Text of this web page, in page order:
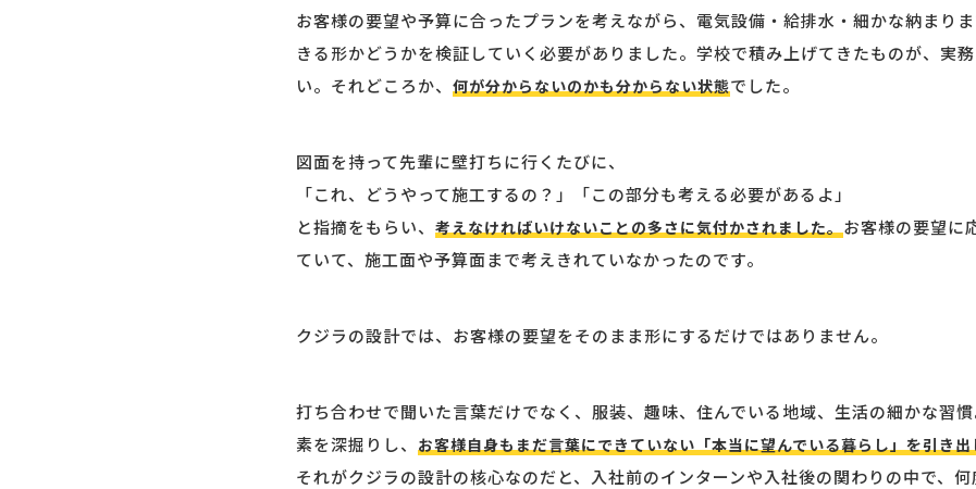
お客様の要望や予算に合ったプランを考えながら、電気設備・給排水・細かな納まり
きる形かどうかを検証していく必要がありました。学校で積み上げてきたものが、実
い。それどころか、 何が分からないのかも分からない状態でした。
図面を持って先輩に壁打ちに行くたびに、
「これ、どうやって施工するの？」「この部分も考える必要があるよ」
と指摘をもらい、 考えなければいけないことの多さに気付かされました。 お客様の要望に
ていて、施工面や予算面まで考えきれていなかったのです。
クジラの設計では、お客様の要望をそのまま形にするだけではありません。
打ち合わせで聞いた言葉だけでなく、服装、趣味、住んでいる地域、生活の細かな習
素を深掘りし、 お客様自身もまだ言葉にできていない「本当に望んでいる暮らし」を引き出
それがクジラの設計の核心なのだと、入社前のインターンや入社後の関わりの中で、